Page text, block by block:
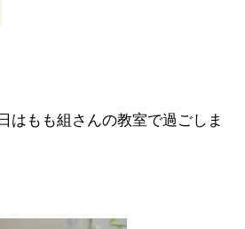
はもも組さんの教室で過ごしま